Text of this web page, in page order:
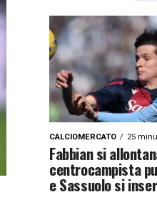
CALCIOMERCATO 25
Fabbian si
centrocampista
e Sassuolo si